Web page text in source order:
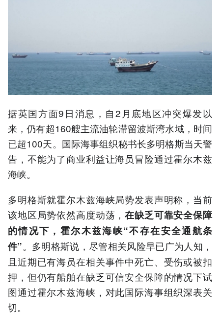
据英国方面9日消息，自2月底地区冲突爆发以
来，仍有超160艘主流油轮滞留波斯湾水域，时间
已超100天。国际海事组织秘书长多明格斯当天警
告，不能为了商业利益让海员冒险通过霍尔木兹
海峡。
多明格斯就霍尔木兹海峡局势发表声明称，当前
该地区局势依然高度动荡，在缺乏可靠安全保障
的情况下，霍尔木兹海峡“不存在安全通航条
件”。多明格斯说，尽管相关风险早已广为人知，
且近期已有海员在相关事件中死亡、受伤或被扣
押，但仍有船舶在缺乏可信安全保障的情况下试
图通过霍尔木兹海峡，对此国际海事组织深表关
切。